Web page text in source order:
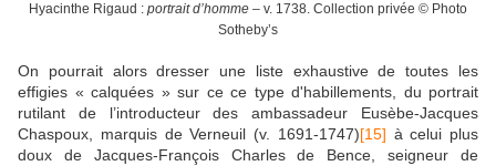
Hyacinthe Rigaud : portrait d’homme – v. 1738. Collection privée © Photo
Sotheby’s
On pourrait alors dresser une liste exhaustive de toutes les
effigies « calquées » sur ce ce type d'habillements, du portrait
rutilant de l’introducteur des ambassadeur Eusèbe-Jacques
Chaspoux, marquis de Verneuil (v. 1691-1747)[15] à celui plus
doux de Jacques-François Charles de Bence, seigneur de